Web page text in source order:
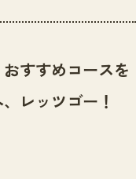
すすめコースを
レッツゴー！